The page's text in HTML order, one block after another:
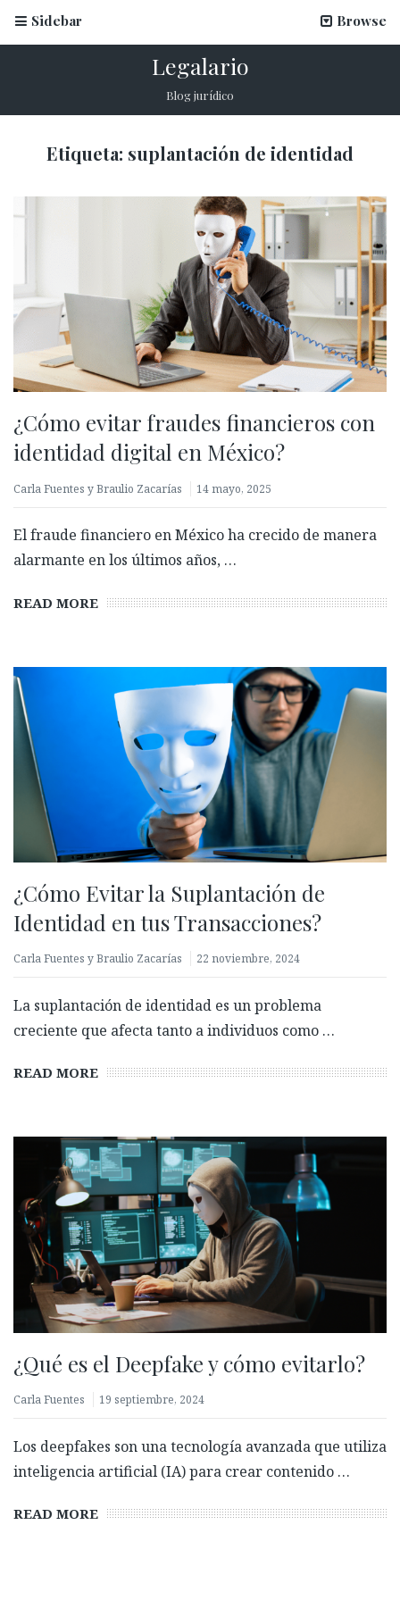
¿Qué es un ataque spoofing y cómo proteger tu
proceso de onboarding?
11 febrero, 2026
Sidebar Browse
Legalario
Blog jurídico
Etiqueta: suplantación de identidad
¿Cómo evitar fraudes financieros con
identidad digital en México?
Carla Fuentes y Braulio Zacarías 14 mayo, 2025
El fraude financiero en México ha crecido de manera
alarmante en los últimos años, …
READ MORE
¿Cómo Evitar la Suplantación de
Identidad en tus Transacciones?
Carla Fuentes y Braulio Zacarías 22 noviembre, 2024
La suplantación de identidad es un problema
creciente que afecta tanto a individuos como …
READ MORE
¿Qué es el Deepfake y cómo evitarlo?
Carla Fuentes 19 septiembre, 2024
Los deepfakes son una tecnología avanzada que utiliza
inteligencia artificial (IA) para crear contenido …
READ MORE